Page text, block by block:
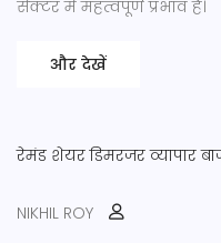
सेक्टर में महत्वपूर्ण प्रभाव है।
और देखें
रेमंड शेयर डिमरजर व्यापार
NIKHIL ROY